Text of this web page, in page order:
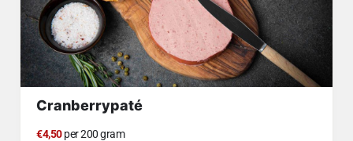
Cranberrypaté
€4,50per 200 gram